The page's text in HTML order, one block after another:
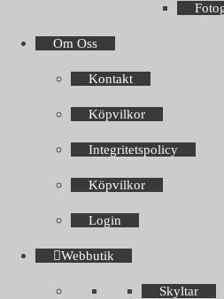
Om Oss
Kontakt
Köpvilkor
Integritetspolicy
Köpvilkor
Login
Webbutik
Skyltar